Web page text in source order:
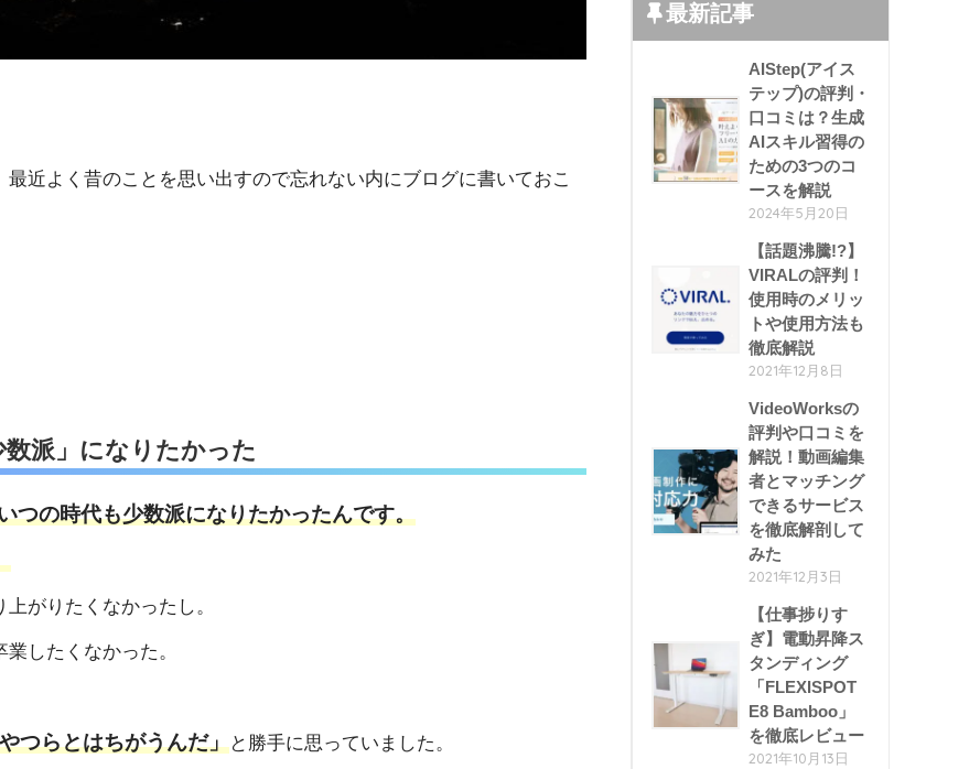
近よく昔のことを思い出すので忘れない内にブログに書いておこ
派」になりたかった
つの時代も少数派になりたかったんです。
がりたくなかったし。
したくなかった。
つらとはちがうんだ」と勝手に思っていました。
最新記事
AIStep(アイス
テップ)の評判・
口コミは？生成
AIスキル習得の
ための3つのコ
ースを解説
2024年5月20日
【話題沸騰!?】
VIRALの評判！
使用時のメリッ
トや使用方法も
徹底解説
2021年12月8日
VideoWorksの
評判や口コミを
解説！動画編集
者とマッチング
できるサービス
を徹底解剖して
みた
2021年12月3日
【仕事捗りす
ぎ】電動昇降ス
タンディング
「FLEXISPOT
E8 Bamboo」
を徹底レビュー
2021年10月13日